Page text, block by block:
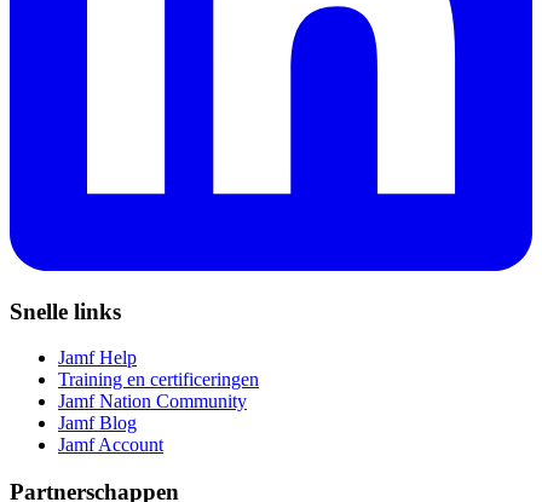
Snelle links
Jamf Help
Training en certificeringen
Jamf Nation Community
Jamf Blog
Jamf Account
Partnerschappen